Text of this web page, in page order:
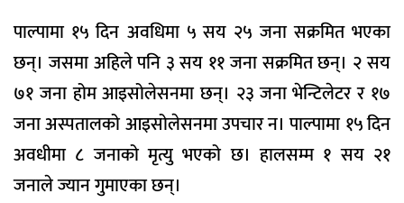
पाल्पामा १५ दिन अवधिमा ५ सय २५ जना सक्रमित भएका
छन्। जसमा अहिले पनि ३ सय ११ जना सक्रमित छन्। २ सय
७१ जना होम आइसोलेसनमा छन्। २३ जना भेन्टिलेटर र १७
जना अस्पतालको आइसोलेसनमा उपचार न। पाल्पामा १५ दिन
अवधीमा ८ जनाको मृत्यु भएको छ। हालसम्म १ सय २१
जनाले ज्यान गुमाएका छन्।